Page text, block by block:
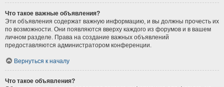
Что такое важные объявления?
Эти объявления содержат важную информацию, и вы должны прочесть их
по возможности. Они появляются вверху каждого из форумов и в вашем
личном разделе. Права на создание важных объявлений
предоставляются администратором конференции.
Вернуться к началу
Что такое объявления?